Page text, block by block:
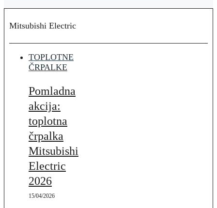
Mitsubishi Electric
TOPLOTNE
ČRPALKE
Pomladna
akcija:
toplotna
črpalka
Mitsubishi
Electric
2026
15/04/2026